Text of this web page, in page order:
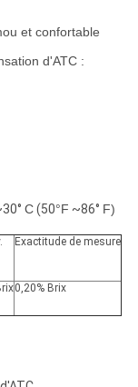
et confortable
d'ATC :
C(50°F ~86° F)
Exactitude de mesure
0,20% Brix